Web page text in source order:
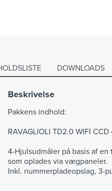
DOWNLOADS
Beskrivelse
Pakkens indhold:
RAVAGLIOLI TD2.0 WIFI
4-Hjulsudmåler på basis af
som oplades via vægpaneler.
Inkl. nummerpladeopslag, 3-